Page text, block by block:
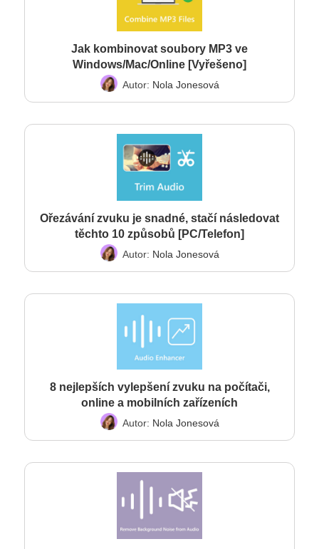
Jak kombinovat soubory MP3 ve
Windows/Mac/Online [Vyřešeno]
Autor: Nola Jonesová
Ořezávání zvuku je snadné, stačí následovat
těchto 10 způsobů [PC/Telefon]
Autor: Nola Jonesová
8 nejlepších vylepšení zvuku na počítači,
online a mobilních zařízeních
Autor: Nola Jonesová